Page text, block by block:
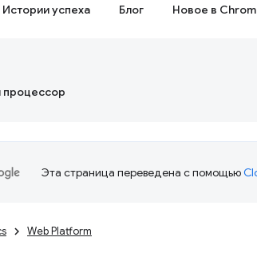
Истории успеха Блог Новое в
процессор
Эта страница переведена с помощью
Web Platform